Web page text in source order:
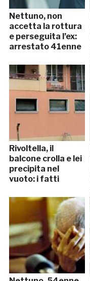
Nettuno, non
accetta la rottura
e perseguita l’ex:
arrestato 41enne
Rivoltella, il
balcone crolla e lei
precipita nel
vuoto: i fatti